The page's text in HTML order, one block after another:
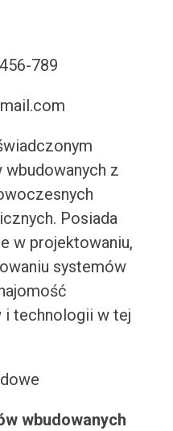
789
z
Posiada
w projektowaniu,
systemów
i technologii w tej
wbudowanych